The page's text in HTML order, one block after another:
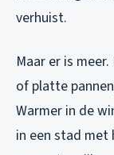
verhuist.
Maar er is
of platte
Warmer in de
in een stad met